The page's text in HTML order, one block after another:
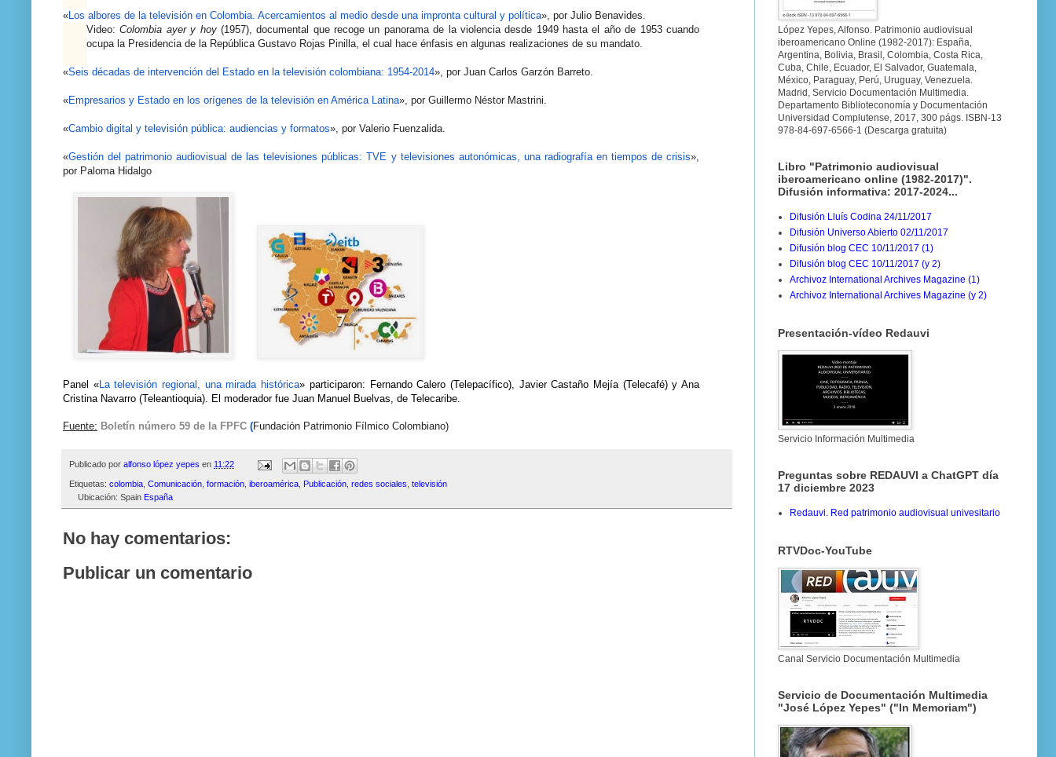
«Los albores de la televisión en Colombia. Acercamientos al medio desde una impronta cultural y política», por Julio Benavides.
Video:Colombia ayer y hoy(1957), documental que recoge un panorama de la violencia desde 1949 hasta el año de 1953 cuando
ocupa la Presidencia de la República Gustavo Rojas Pinilla, el cual hace énfasis en algunas realizaciones de su mandato.
«Seis décadas de intervención del Estado en la televisión colombiana: 1954-2014», por Juan Carlos Garzón Barreto.
«Empresarios y Estado en los orígenes de la televisión en América Latina», por Guillermo Néstor Mastrini.
«Cambio digital y televisión pública: audiencias y formatos», por Valerio Fuenzalida.
«Gestión del patrimonio audiovisual de las televisiones públicas: TVE y televisiones autonómicas, una radiografía en tiempos de crisis»,
por Paloma Hidalgo
Panel «La televisión regional, una mirada histórica» participaron: Fernando Calero (Telepacífico), Javier Castaño Mejía (Telecafé) y Ana
Cristina Navarro (Teleantioquia). El moderador fue Juan Manuel Buelvas, de Telecaribe.
Fuente: Boletín número 59 de la FPFC (Fundación Patrimonio Fílmico Colombiano)
Publicado por alfonso lópez yepes en 11:22
Etiquetas: colombia Comunicación formación iberoamérica Publicación redes sociales televisión
Ubicación: Spain España
No hay comentarios:
Publicar un comentario
López Yepes, Alfonso. Patrimonio audiovisual
iberoamericano Online (1982-2017): España,
Argentina, Bolivia, Brasil, Colombia, Costa Rica,
Cuba, Chile, Ecuador, El Salvador, Guatemala,
México, Paraguay, Perú, Uruguay, Venezuela.
Madrid, Servicio Documentación Multimedia.
Departamento Biblioteconomía y Documentación
Universidad Complutense, 2017, 300 págs. ISBN-13
978-84-697-6566-1 (Descarga gratuita)
Libro "Patrimonio audiovisual
iberoamericano online (1982-2017)".
Difusión informativa: 2017-2024...
Difusión Lluís Codina 24/11/2017
Difusión Universo Abierto 02/11/2017
Difusión blog CEC 10/11/2017 (1)
Difusión blog CEC 10/11/2017 (y 2)
Archivoz International Archives Magazine (1)
Archivoz International Archives Magazine (y 2)
Presentación-vídeo Redauvi
Servicio Información Multimedia
Preguntas sobre REDAUVI a ChatGPT día
17 diciembre 2023
Redauvi. Red patrimonio audiovisual univesitario
RTVDoc-YouTube
Canal Servicio Documentación Multimedia
Servicio de Documentación Multimedia
"José López Yepes" ("In Memoriam")